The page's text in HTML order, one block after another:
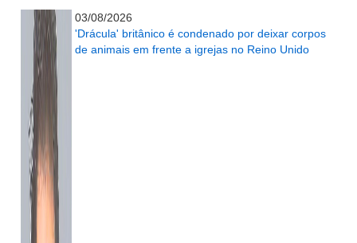
03/08/2026
'Drácula' britânico é condenado por deixar corpos
de animais em frente a igrejas no Reino Unido